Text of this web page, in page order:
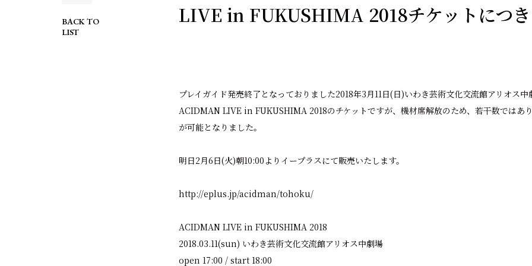
BACK TO
LIST
LIVE in FUKUSHIMA 2018チケットにつ
プレイガイド発売終了となっておりました2018年3月11日(日)いわき芸術文化交流館アリオス
ACIDMAN LIVE in FUKUSHIMA 2018のチケットですが、機材席解放のため、若干数ではあ
が可能となりました。
明日2月6日(火)朝10:00よりイープラスにて販売いたします。
http://eplus.jp/acidman/tohoku/
ACIDMAN LIVE in FUKUSHIMA 2018
2018.03.11(sun) いわき芸術文化交流館アリオス中劇場
open 17:00 / start 18:00